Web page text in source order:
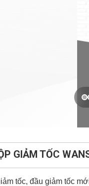
GIẢM TỐC
tốc, đầu giảm tốc